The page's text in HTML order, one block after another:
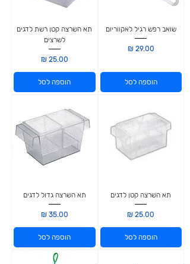
שואב רפש רגיל לאקווריום
מחיר
הוספה לסל
תא השרצה קטן רשת לדגים
לשרצים
מחיר
הוספה לסל
תא השרצה קטן לדגים
מחיר
הוספה לסל
תא השרצה גדול לדגים
מחיר
הוספה לסל